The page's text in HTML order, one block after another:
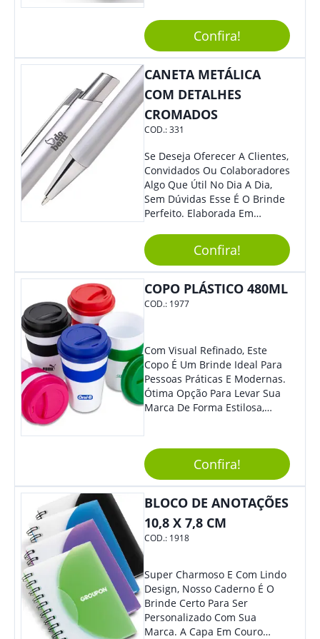
Sua Empresa Em Eventos,
Reuniões Corporativas Ou Até
Mesmo Para Presentear
Colaboradores E Parceiros De
Sua Empresa.
Confira!
CANETA METÁLICA
COM DETALHES
CROMADOS
COD.:331
Se Deseja Oferecer A Clientes,
Convidados Ou Colaboradores
Algo Que Útil No Dia A Dia,
Sem Dúvidas Esse É O Brinde
Perfeito. Elaborada Em
Com Detalhes Em Metal, Essa
Incrível Caneta Esferográfica É
Acionada Na Por Clic Na Parte
Superior.
Confira!
COPO PLÁSTICO 480ML
COD.: 1977
Com Visual Refinado, Este
Copo É Um Brinde Ideal Para
Pessoas Práticas E Modernas.
Ótima Opção Para Levar Sua
Marca De Forma Estilosa,
Reuniões Corporativas Ou Até
Mesmo Para Presentear
Colaboradores.
Confira!
BLOCO DE ANOTAÇÕES
10,8 X 7,8 CM
COD.: 1918
Super Charmoso E Com Lindo
Design, Nosso Caderno É O
Brinde Certo Para Ser
Personalizado Com Sua
Marca. A Capa Em Couro